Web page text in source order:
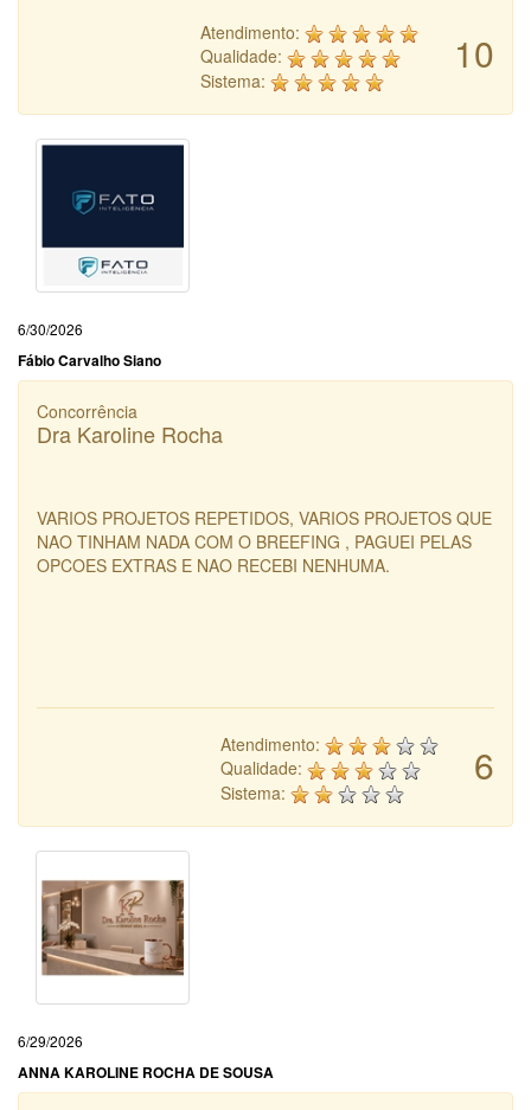
10
Atendimento:
Qualidade:
Sistema:
6/30/2026
Fábio Carvalho Siano
Concorrência
Dra Karoline Rocha
VARIOS PROJETOS REPETIDOS, VARIOS PROJETOS QUE
NAO TINHAM NADA COM O BREEFING , PAGUEI PELAS
OPCOES EXTRAS E NAO RECEBI NENHUMA.
6
Atendimento:
Qualidade:
Sistema:
6/29/2026
ANNA KAROLINE ROCHA DE SOUSA